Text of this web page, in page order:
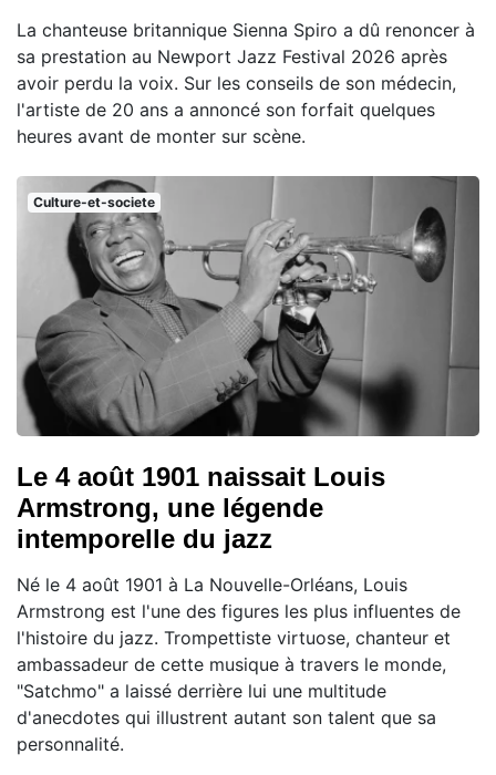
La chanteuse britannique Sienna Spiro a dû renoncer à
sa prestation au Newport Jazz Festival 2026 après
avoir perdu la voix. Sur les conseils de son médecin,
l'artiste de 20 ans a annoncé son forfait quelques
heures avant de monter sur scène.
Culture-et-societe
Le 4 août 1901 naissait Louis
Armstrong, une légende
intemporelle du jazz
Né le 4 août 1901 à La Nouvelle-Orléans, Louis
Armstrong est l'une des figures les plus influentes de
l'histoire du jazz. Trompettiste virtuose, chanteur et
ambassadeur de cette musique à travers le monde,
"Satchmo" a laissé derrière lui une multitude
d'anecdotes qui illustrent autant son talent que sa
personnalité.